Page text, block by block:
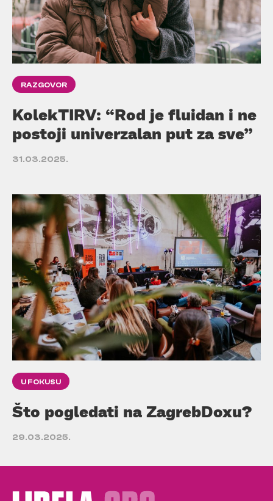
RAZGOVOR
KolekTIRV: “Rod je fluidan i ne
postoji univerzalan put za sve”
31.03.2025.
U FOKUSU
Što pogledati na ZagrebDoxu?
29.03.2025.